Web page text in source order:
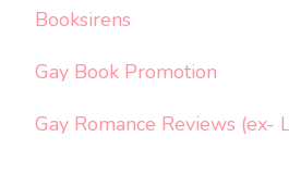
Booksirens
Gay Book Promotion
Gay Romance Reviews (ex-